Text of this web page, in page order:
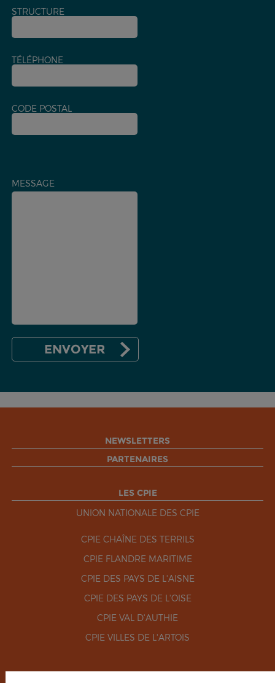
STRUCTURE
TÉLÉPHONE
CODE POSTAL
MESSAGE
NEWSLETTERS
PARTENAIRES
LES CPIE
UNION NATIONALE DES CPIE
CPIE CHAÎNE DES TERRILS
CPIE FLANDRE MARITIME
CPIE DES PAYS DE L'AISNE
CPIE DES PAYS DE L'OISE
CPIE VAL D'AUTHIE
CPIE VILLES DE L'ARTOIS